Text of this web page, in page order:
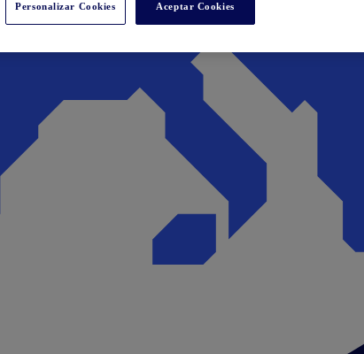
Personalizar Cookies Aceptar Cookies